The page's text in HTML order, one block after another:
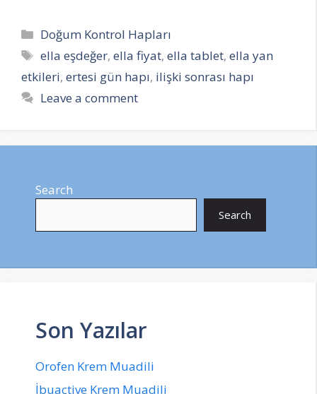
Categories
Doğum Kontrol Hapları
Tags
ella eşdeğer,ella fiyat,ella tablet,ella yan
etkileri, ertesi gün hapı, ilişki sonrası hapı
Leave a comment
Search
Search
Son Yazılar
Orofen Krem Muadili
İbuactive Krem Muadili